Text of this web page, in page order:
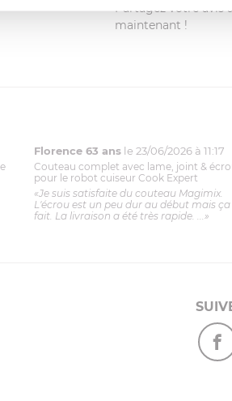
Partagez votre avis
maintenant !
Florence 63 ans le 23/06/2026 à 11:17
Couteau complet avec lame, joint &
pour le robot cuiseur Cook Expert
«Je suis satisfaite du couteau Magimix.
L'écrou est un peu dur au début mais ça
fait. La livraison a été très rapide. ...»